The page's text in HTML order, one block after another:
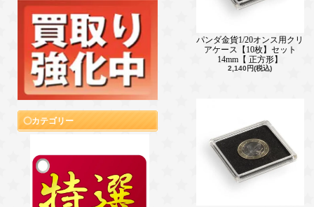
カテゴリー
パンダ金貨1/20オンス用クリ
アケース【10枚】セット
14mm【 正方形】
2,140円(税込)